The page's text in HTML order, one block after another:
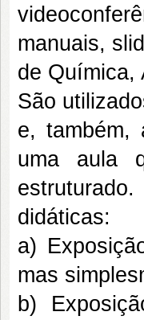
manuais,
de Química,
São
e, também,
uma aula
didáticas:
a)
mas
b)